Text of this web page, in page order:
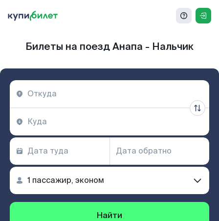
Билеты на поезд Анапа - Нальчик
Найти